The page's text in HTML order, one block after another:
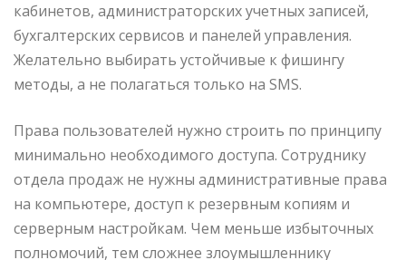
кабинетов, администраторских учетных записей,
бухгалтерских сервисов и панелей управления.
Желательно выбирать устойчивые к фишингу
методы, а не полагаться только на SMS.
Права пользователей нужно строить по принципу
минимально необходимого доступа. Сотруднику
отдела продаж не нужны административные права
на компьютере, доступ к резервным копиям и
серверным настройкам. Чем меньше избыточных
полномочий, тем сложнее злоумышленнику